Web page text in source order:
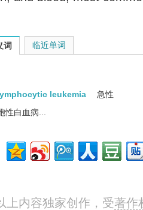
leukemia的相关资料：
词
leukemia
急性
性白血病...
临近单词
上内容独家创作，受著作